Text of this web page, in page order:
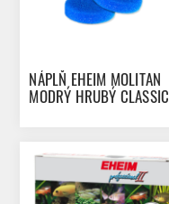
NÁPLŇ EHEIM MOLITAN
MODRÝ HRUBÝ CLASSIC